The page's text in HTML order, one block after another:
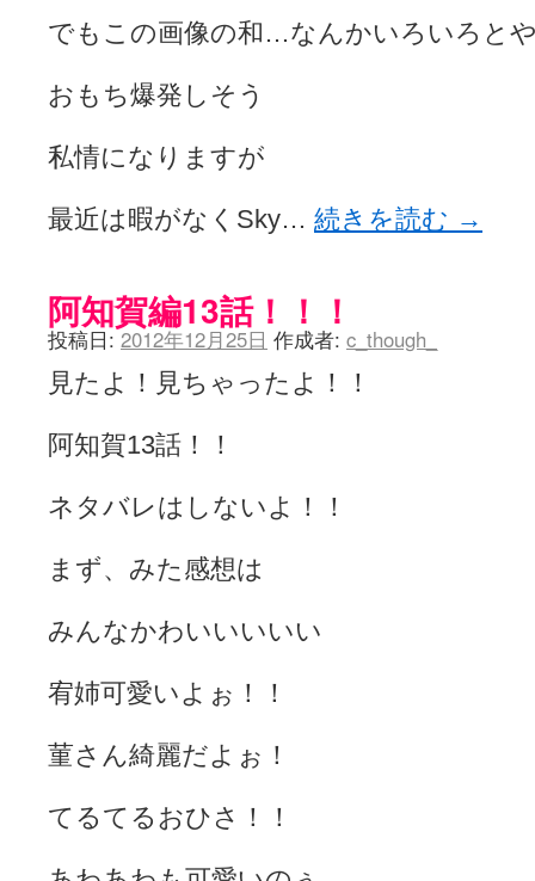
でもこの画像の和…なんかいろいろと
おもち爆発しそう
私情になりますが
最近は暇がなくSky… 続きを読む →
阿知賀編13話！！！
投稿日: 2012年12月25日 作成者: c_though_
見たよ！見ちゃったよ！！
阿知賀13話！！
ネタバレはしないよ！！
まず、みた感想は
みんなかわいいいいい
宥姉可愛いよぉ！！
菫さん綺麗だよぉ！
てるてるおひさ！！